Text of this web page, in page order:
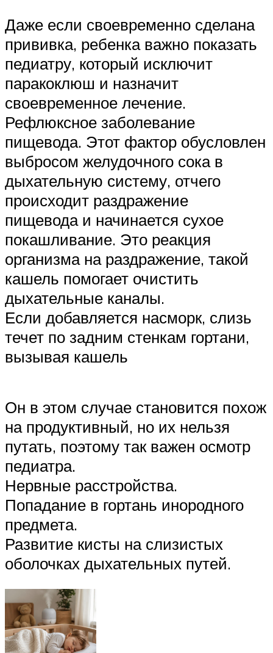
Даже если своевременно сделана
прививка, ребенка важно показать
педиатру, который исключит
паракоклюш и назначит
своевременное лечение.
Рефлюксное заболевание
пищевода. Этот фактор обусловлен
выбросом желудочного сока в
дыхательную систему, отчего
происходит раздражение
пищевода и начинается сухое
покашливание. Это реакция
организма на раздражение, такой
кашель помогает очистить
дыхательные каналы.
Если добавляется насморк, слизь
течет по задним стенкам гортани,
вызывая кашель
Он в этом случае становится похож
на продуктивный, но их нельзя
путать, поэтому так важен осмотр
педиатра.
Нервные расстройства.
Попадание в гортань инородного
предмета.
Развитие кисты на слизистых
оболочках дыхательных путей.